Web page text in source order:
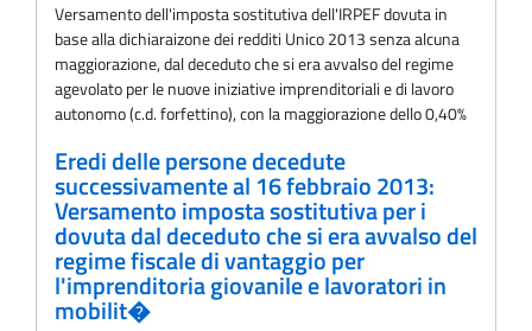
Versamento dell'imposta sostitutiva dell'IRPEF dovuta in
base alla dichiaraizone dei redditi Unico 2013 senza alcuna
maggiorazione, dal deceduto che si era avvalso del regime
agevolato per le nuove iniziative imprenditoriali e di lavoro
autonomo (c.d. forfettino), con la maggiorazione dello 0,40%
Eredi delle persone decedute
successivamente al 16 febbraio 2013:
Versamento imposta sostitutiva per i
dovuta dal deceduto che si era avvalso del
regime fiscale di vantaggio per
l'imprenditoria giovanile e lavoratori in
mobilit�